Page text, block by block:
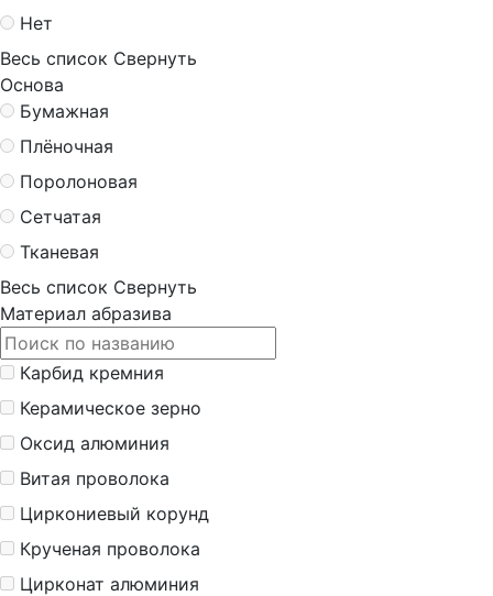
Нет
Весь список Свернуть
Основа
Бумажная
Плёночная
Поролоновая
Сетчатая
Тканевая
Весь список Свернуть
Материал абразива
Карбид кремния
Керамическое зерно
Оксид алюминия
Витая проволока
Циркониевый корунд
Крученая проволока
Цирконат алюминия